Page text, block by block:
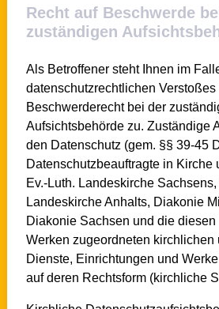
Recht auf Beschwerde
zuständigen
Als Betroffener steht Ihnen im
datenschutzrechtlichen Verstoßes
Beschwerderecht bei der
Aufsichtsbehörde zu. Zuständige
den Datenschutz (gem. §§ 39-45
Datenschutzbeauftragte in Kirche
Ev.-Luth. Landeskirche
Landeskirche Anhalts, Diakonie
Diakonie Sachsen und die diesen
Werken zugeordneten kirchlichen
Dienste, Einrichtungen und
auf deren Rechtsform (kirchliche